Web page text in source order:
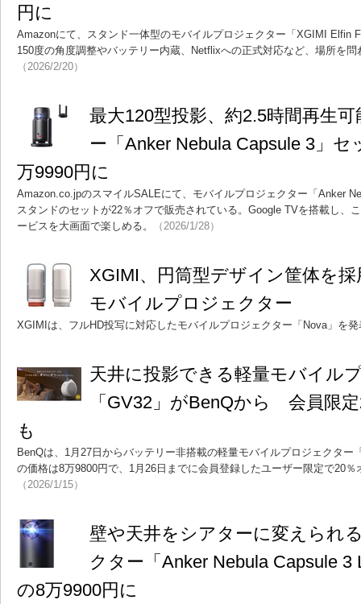
円に
Amazonにて、スタンド一体型のモバイルプロジェクター「XGIMI Elfin
150度の角度調整やバッテリー内蔵、Netflixへの正式対応など、場所を
（2026/2/20）
最大120型投影、約2.5時間再生
ー「Anker Nebula Capsule 3」
万9990円に
Amazon.co.jpのスマイルSALEにて、モバイルプロジェクター「Anker
スタンドのセットが22％オフで販売されている。Google TVを搭載し、
ービスを大画面で楽しめる。
（2026/1/28）
XGIMI、円筒型デザイン筐体を
モバイルプロジェクター
XGIMIは、フルHD投写に対応したモバイルプロジェクター「Nova」を
天井に投影できる軽量モバイル
「GV32」がBenQから 会員限
も
BenQは、1月27日からバッテリー非搭載の軽量モバイルプロジェクター
の価格は8万9800円で、1月26日までに会員登録したユーザー限定で20
（2026/1/15）
壁や天井をシアターに変えられ
クター「Anker Nebula Capsule 3
の8万9900円に